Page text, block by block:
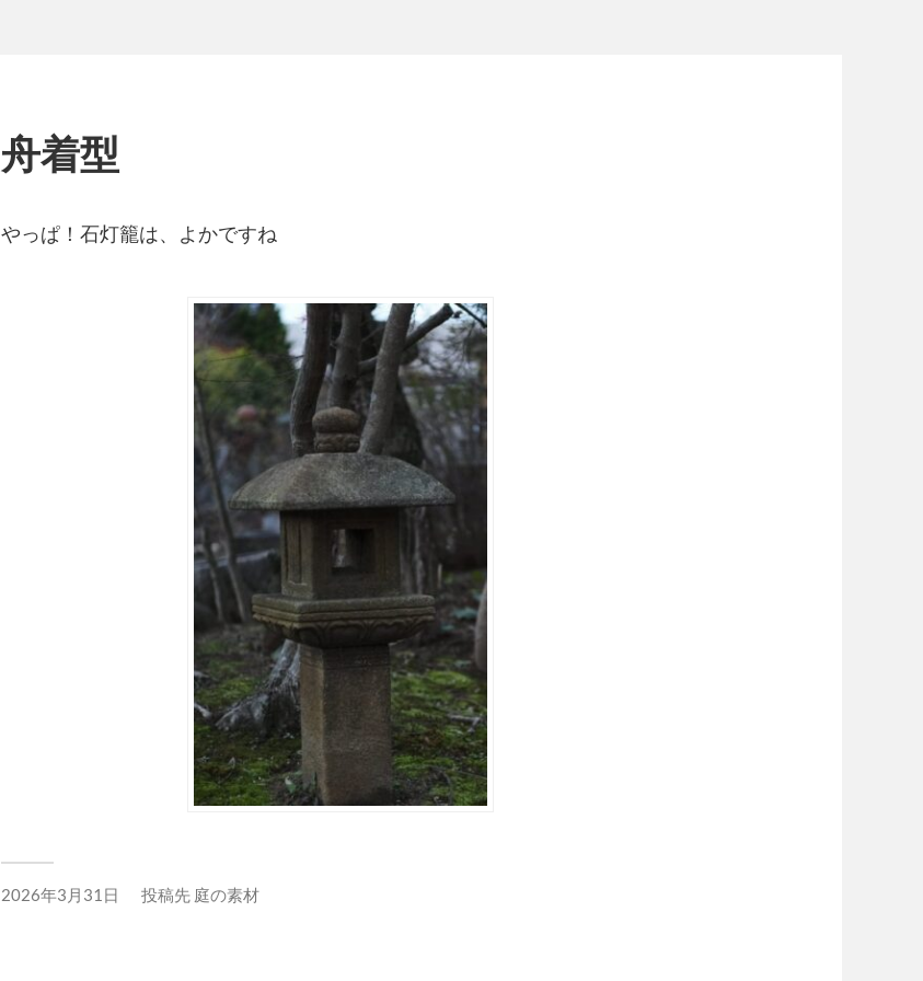
舟着型
やっぱ！石灯籠は、よかですね
2026年3月31日 投稿先 庭の素材